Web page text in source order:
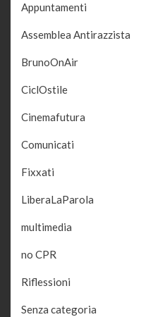
Appuntamenti
Assemblea Antirazzista
BrunoOnAir
CiclOstile
Cinemafutura
Comunicati
Fixxati
LiberaLaParola
multimedia
no CPR
Riflessioni
Senza categoria